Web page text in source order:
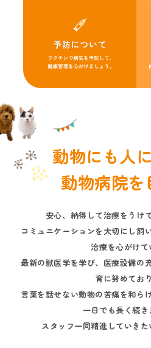
動物にも人
動物病院を
安心、納得して治療をうけ
コミュニケーションを大切にし飼
治療を心がけて
最新の獣医学を学び、医療設備の
育に努めてお
言葉を話せない動物の苦痛を和ら
一日でも長く続
スタッフ一同精進していきた